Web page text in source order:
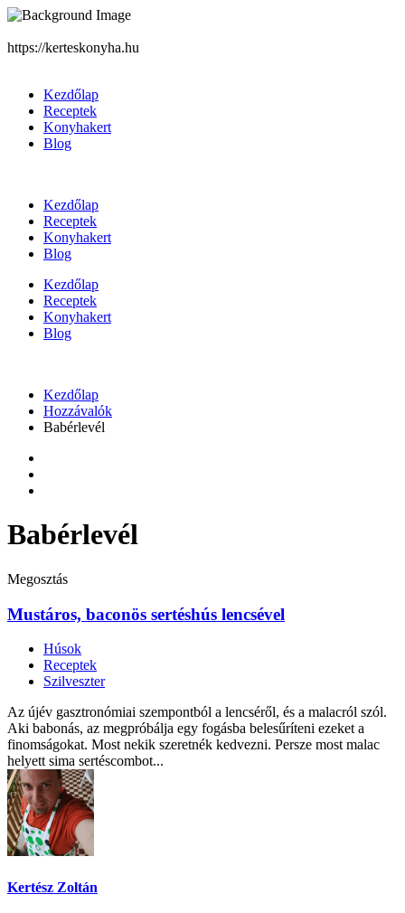
https://kerteskonyha.hu
Kezdőlap
Receptek
Konyhakert
Blog
Kezdőlap
Receptek
Konyhakert
Blog
Kezdőlap
Receptek
Konyhakert
Blog
Kezdőlap
Hozzávalók
Babérlevél
Babérlevél
Megosztás
Mustáros, baconös sertéshús lencsével
Húsok
Receptek
Szilveszter
Az újév gasztronómiai szempontból a lencséről, és a malacról szól.
Aki babonás, az megpróbálja egy fogásba belesűríteni ezeket a
finomságokat. Most nekik szeretnék kedvezni. Persze most malac
helyett sima sertéscombot...
Kertész Zoltán